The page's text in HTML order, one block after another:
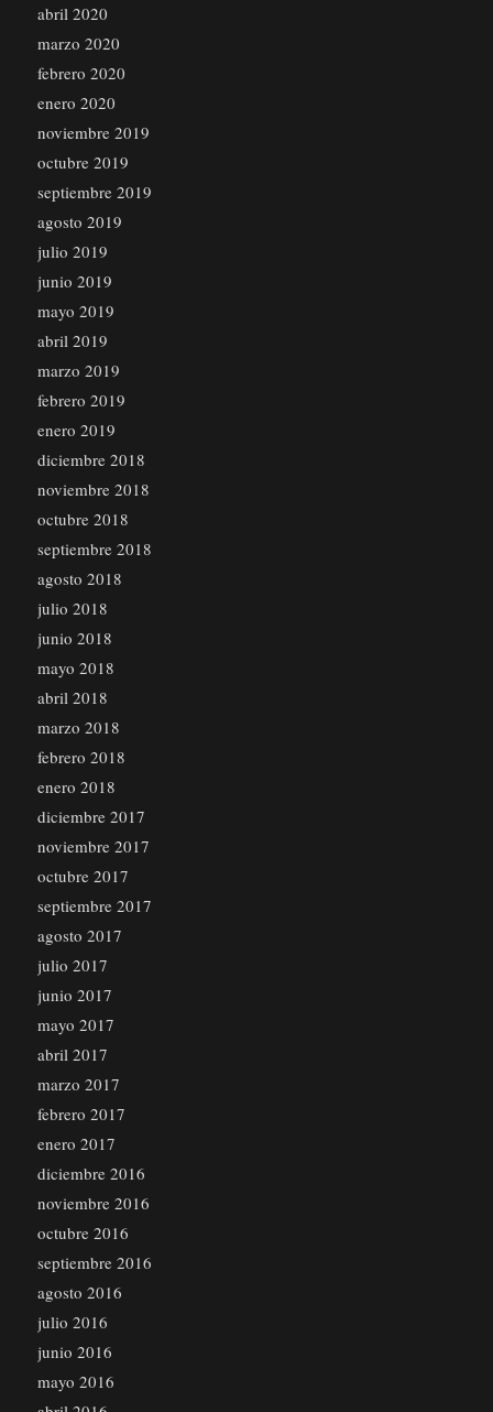
abril 2020
marzo 2020
febrero 2020
enero 2020
noviembre 2019
octubre 2019
septiembre 2019
agosto 2019
julio 2019
junio 2019
mayo 2019
abril 2019
marzo 2019
febrero 2019
enero 2019
diciembre 2018
noviembre 2018
octubre 2018
septiembre 2018
agosto 2018
julio 2018
junio 2018
mayo 2018
abril 2018
marzo 2018
febrero 2018
enero 2018
diciembre 2017
noviembre 2017
octubre 2017
septiembre 2017
agosto 2017
julio 2017
junio 2017
mayo 2017
abril 2017
marzo 2017
febrero 2017
enero 2017
diciembre 2016
noviembre 2016
octubre 2016
septiembre 2016
agosto 2016
julio 2016
junio 2016
mayo 2016